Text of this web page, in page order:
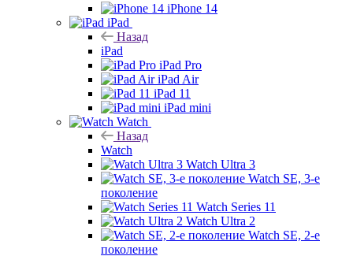
iPhone 14
iPad
Назад
iPad
iPad Pro
iPad Air
iPad 11
iPad mini
Watch
Назад
Watch
Watch Ultra 3
Watch SE, 3-е
поколение
Watch Series 11
Watch Ultra 2
Watch SE, 2-е
поколение